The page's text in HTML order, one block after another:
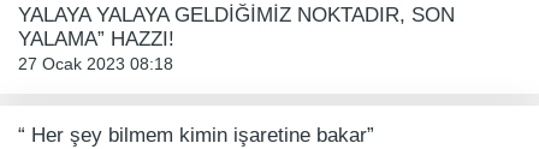
YALAYA YALAYA GELDİĞİMİZ NOKTADIR, SON
YALAMA” HAZZI!
27 Ocak 2023 08:18
“ Her şey bilmem kimin işaretine bakar”